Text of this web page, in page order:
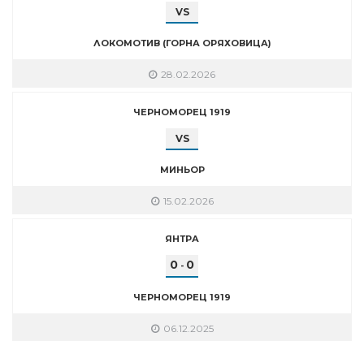
VS
ЛОКОМОТИВ (ГОРНА ОРЯХОВИЦА)
28.02.2026
ЧЕРНОМОРЕЦ 1919
VS
МИНЬОР
15.02.2026
ЯНТРА
0 - 0
ЧЕРНОМОРЕЦ 1919
06.12.2025